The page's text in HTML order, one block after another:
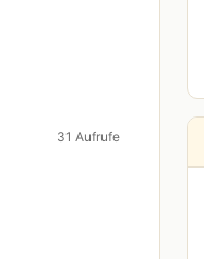
31 Aufrufe